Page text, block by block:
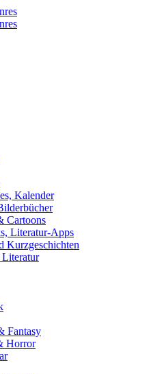
Kalender
Cartoons
Literatur-Apps
Kurzgeschichten
Literatur
Fantasy
Horror